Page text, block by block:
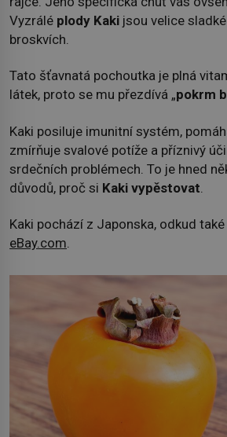
Vyzrálé plody Kaki jsou velice
broskvích.
Tato šťavnatá pochoutka je plná
látek, proto se mu přezdívá „pokrm
Kaki posiluje imunitní systém,
zmírňuje svalové potíže a příznivý
srdečních problémech. To je hned
důvodů, proč si Kaki vypěstovat
Kaki pochází z Japonska, odkud
eBay.com